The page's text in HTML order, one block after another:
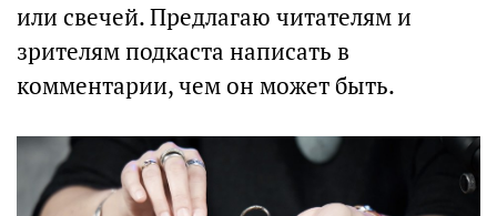
или свечей. Предлагаю читателям и
зрителям подкаста написать в
комментарии, чем он может быть.